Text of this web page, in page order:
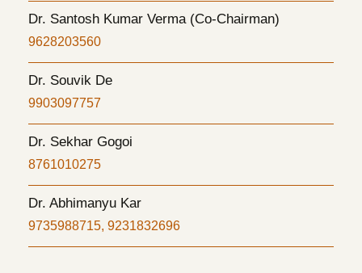
Dr. Santosh Kumar Verma (Co-Chairman)
9628203560
Dr. Souvik De
9903097757
Dr. Sekhar Gogoi
8761010275
Dr. Abhimanyu Kar
9735988715, 9231832696